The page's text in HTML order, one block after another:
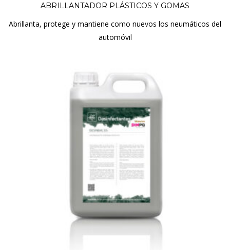
ABRILLANTADOR PLÁSTICOS Y GOMAS
Abrillanta, protege y mantiene como nuevos los neumáticos del
automóvil